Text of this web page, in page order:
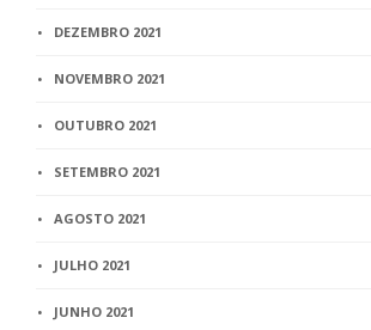
DEZEMBRO 2021
NOVEMBRO 2021
OUTUBRO 2021
SETEMBRO 2021
AGOSTO 2021
JULHO 2021
JUNHO 2021